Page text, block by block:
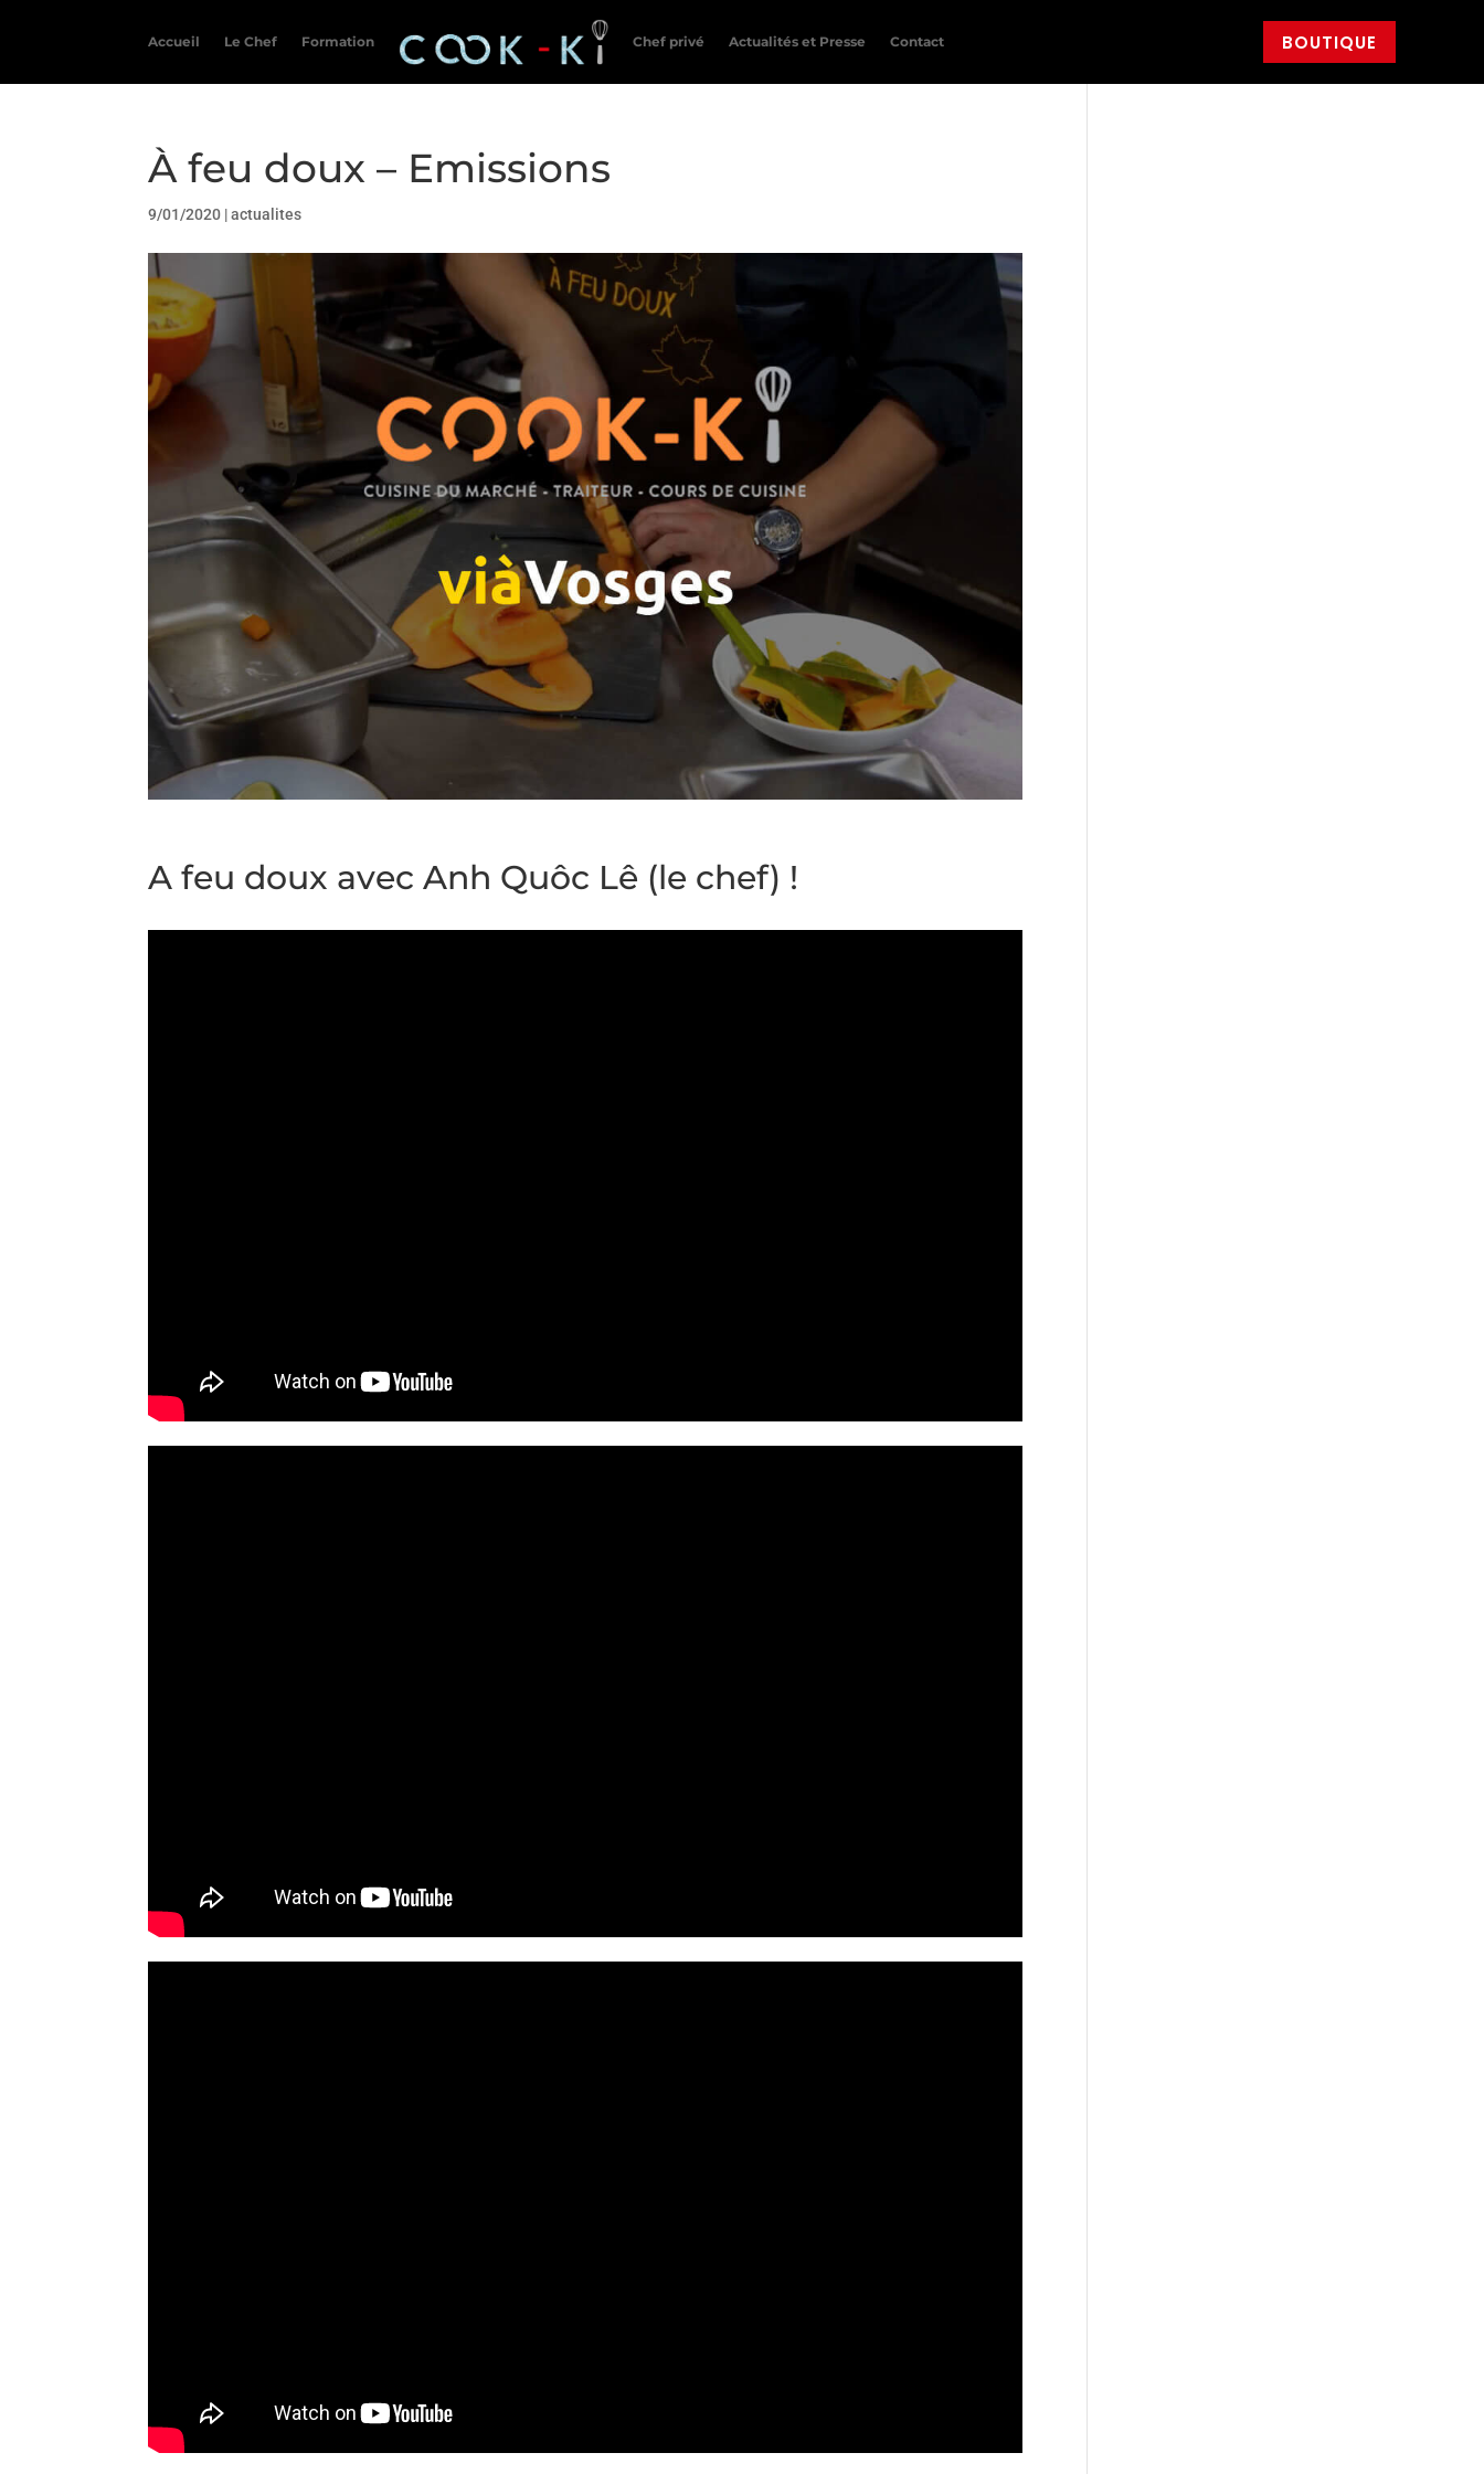
Accueil Le Chef Formation Chef privé Actualités et Presse Contact BOUTIQUE
À feu doux – Emissions
9/01/2020 |actualites
A feu doux avec Anh Quôc Lê (le chef) !